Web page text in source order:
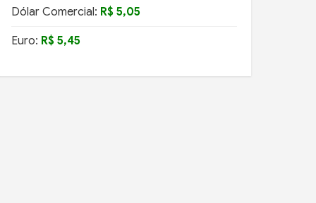
Dólar Comercial: R$ 5,05
Euro: R$ 5,45